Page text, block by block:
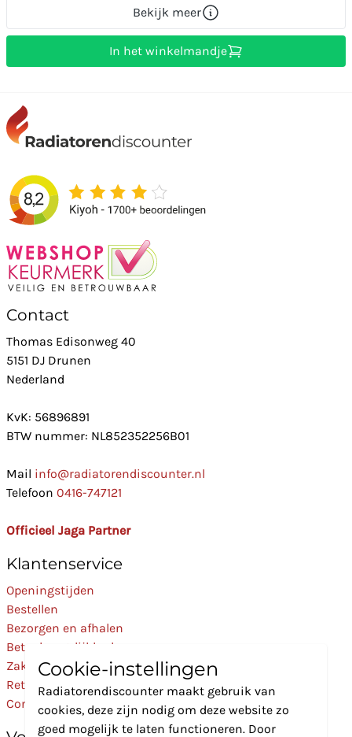
Bekijk meer
In het winkelmandje
Contact
Thomas Edisonweg 40
5151 DJ Drunen
Nederland
KvK: 56896891
BTW nummer: NL852352256B01
Mail info@radiatorendiscounter.nl
Telefoon 0416-747121
Officieel Jaga Partner
Klantenservice
Openingstijden
Bestellen
Bezorgen en afhalen
Betaalmogelijkheden
Zakelijk
Retourneren
Contact
Cookie-instellingen
Radiatorendiscounter maakt gebruik van
cookies, deze zijn nodig om deze website zo
goed mogelijk te laten functioneren. Door